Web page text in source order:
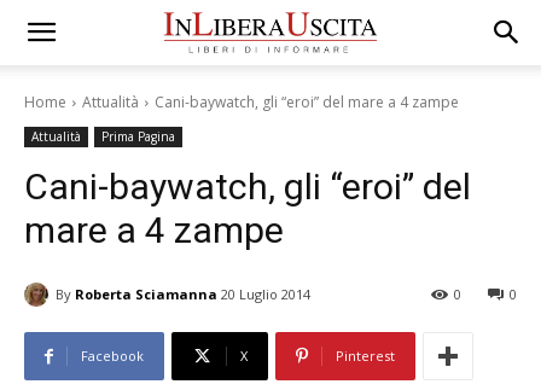
Home Attualità Cani-baywatch, gli “eroi” del mare a 4 zampe
Attualità Prima Pagina
Cani-baywatch, gli “eroi” del
mare a 4 zampe
By Roberta Sciamanna 20 Luglio 2014 0
0
Facebook X Pinterest